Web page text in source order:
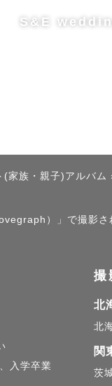
S&E
(家族・親子)アルバム
）」で撮影
入学卒業
撮
北
北
関
茨